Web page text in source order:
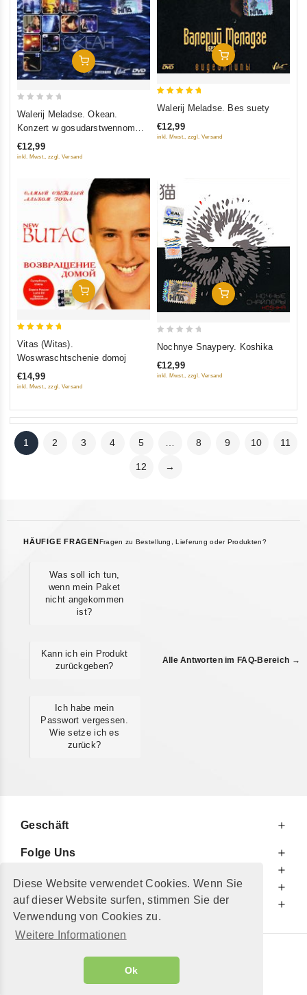
Diese Website verwendet Cookies. Wenn Sie
auf dieser Website surfen, stimmen Sie der
Verwendung von Cookies zu.
Weitere Informationen
Ok
In Den Warenkorb
5
Walerij Meladse. Okean.
Konzert w gosudarstwennom
kremlewskom dworze
€12,99
inkl. Mwst., zzgl. Versand
In Den Warenkorb
out of 5
Walerij Meladse. Bes suety
€12,99
inkl. Mwst., zzgl. Versand
In Den Warenkorb
out of 5
Vitas (Witas).
Woswraschtschenie domoj
€14,99
inkl. Mwst., zzgl. Versand
In Den Warenkorb
of
Nochnye Snaypery. Koshika
€12,99
inkl. Mwst., zzgl. Versand
1 2 3 4 5 8 9 10 11
12 →
HÄUFIGE FRAGEN Fragen zu Bestellung, Lieferung oder Produkten?
Was soll ich tun,
wenn mein Paket
nicht angekommen
ist?
Kann ich ein Produkt
zurückgeben?
Ich habe mein
Passwort vergessen.
Wie setze ich es
zurück?
Alle Antworten im FAQ-Bereich →
Geschäft
Folge Uns
Zu Ihrer Information
Zusätzlich
© 2002 - 2026"Petershop GmbH"
Alle Preise inkl. MwSt. und zzgl.
GeToTickets.com| build#3.12.37